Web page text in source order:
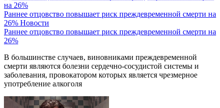
Раннее отцовство повышает риск преждевременной смерти на
26% Новости
Раннее отцовство повышает риск преждевременной смерти на
26%
В большинстве случаев, виновниками преждевременной
смерти являются болезни сердечно-сосудистой системы и
заболевания, провокатором которых является чрезмерное
употребление алкоголя